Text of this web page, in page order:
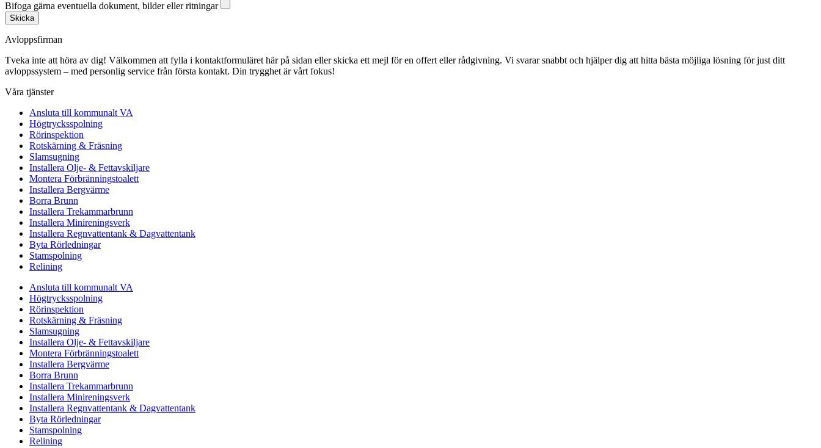
Bifoga gärna eventuella dokument, bilder eller ritningar
Skicka
Avloppsfirman
Tveka inte att höra av dig! Välkommen att fylla i kontaktformuläret här på sidan eller skicka ett mejl för en offert eller rådgivning. Vi svarar snabbt och hjälper dig att hitta bästa möjliga lösning för just ditt
avloppssystem – med personlig service från första kontakt. Din trygghet är vårt fokus!
Våra tjänster
Ansluta till kommunalt VA
Högtrycksspolning
Rörinspektion
Rotskärning & Fräsning
Slamsugning
Installera Olje- & Fettavskiljare
Montera Förbränningstoalett
Installera Bergvärme
Borra Brunn
Installera Trekammarbrunn
Installera Minireningsverk
Installera Regnvattentank & Dagvattentank
Byta Rörledningar
Stamspolning
Relining
Ansluta till kommunalt VA
Högtrycksspolning
Rörinspektion
Rotskärning & Fräsning
Slamsugning
Installera Olje- & Fettavskiljare
Montera Förbränningstoalett
Installera Bergvärme
Borra Brunn
Installera Trekammarbrunn
Installera Minireningsverk
Installera Regnvattentank & Dagvattentank
Byta Rörledningar
Stamspolning
Relining